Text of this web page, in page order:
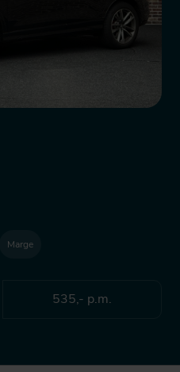
Marge
535,- p.m.